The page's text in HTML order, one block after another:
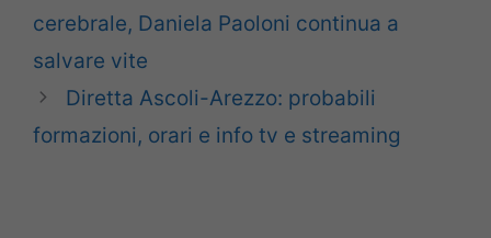
cerebrale, Daniela Paoloni continua a
salvare vite
Diretta Ascoli-Arezzo: probabili
formazioni, orari e info tv e streaming